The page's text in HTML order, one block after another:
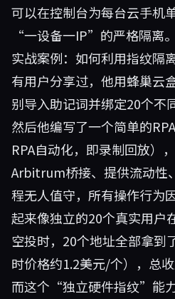
可以在控制台为每台云手机
“一设备一IP”的严格隔离。
实战案例：如何利用指纹隔
有用户分享过，他用蜂巢云
别导入助记词并绑定20个不
然后他编写了一个简单的
RPA自动化，即录制回放）
Arbitrum桥接、提供流动性
程无人值守，所有操作行为
起来像独立的20个真实用
空投时，20个地址全部拿到
时价格约1.2美元/个），总收
而这个“独立硬件指纹”能